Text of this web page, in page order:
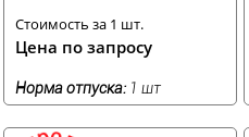
Стоимость за 1 шт.
Цена по запросу
Норма отпуска: 1 шт